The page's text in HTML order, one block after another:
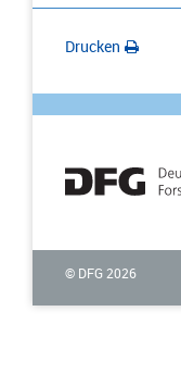
Drucken
© DFG 2026